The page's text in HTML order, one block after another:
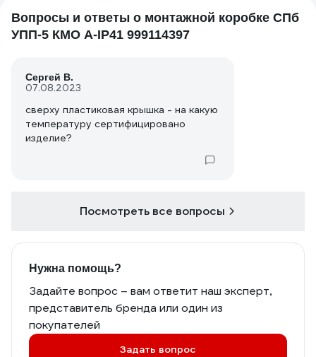
Вопросы и ответы о монтажной коробке СПб
УПП-5 КМО А-IP41 999114397
Сергей В.
07.08.2023
сверху пластиковая крышка - на какую
температуру сертифицировано
изделие?
Посмотреть все вопросы
Нужна помощь?
Задайте вопрос – вам ответит наш эксперт,
представитель бренда или один из
покупателей
Задать вопрос